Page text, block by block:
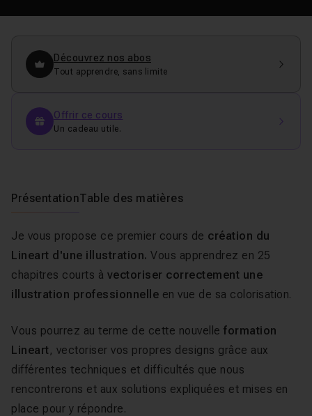
Découvrez nos abos
Tout apprendre, sans limite
Offrir ce cours
Un cadeau utile.
PrésentationTable des matières
Je vous propose ce premier cours de création du
Lineart d'une illustration. Vous apprendrez en 25
chapitres courts à vectoriser correctement une
illustration professionnelle en vue de sa colorisation.
Vous pourrez au terme de cette nouvelle formation
Lineart , vectoriser vos propres designs grâce aux
différentes techniques et difficultés que nous
rencontrerons et aux solutions expliquées et mises en
place pour y répondre.